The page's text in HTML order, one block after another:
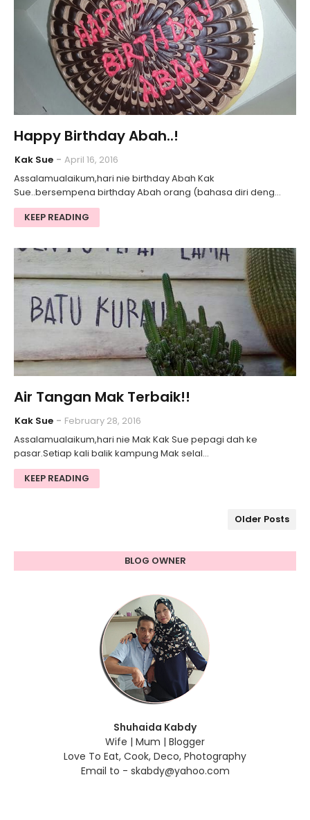
Happy Birthday Abah..!
Kak Sue
April 16, 2016
Assalamualaikum,hari nie birthday Abah Kak
Sue..bersempena birthday Abah orang (bahasa diri deng…
KEEP READING
Air Tangan Mak Terbaik!!
Kak Sue
February 28, 2016
Assalamualaikum,hari nie Mak Kak Sue pepagi dah ke
pasar.Setiap kali balik kampung Mak selal…
KEEP READING
Older Posts
BLOG OWNER
Shuhaida Kabdy
Wife | Mum | Blogger
Love To Eat, Cook, Deco, Photography
Email to - skabdy@yahoo.com